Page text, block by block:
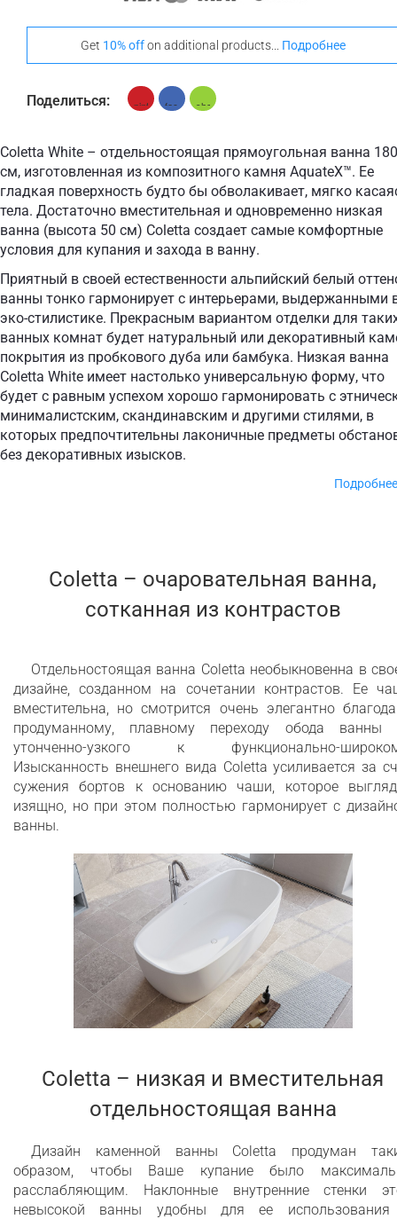
Тик
Выделитесь Своим Стилем С Этими
Напольными Ковриками
None Selected Ироко
+ €690
Американский
Орех
+ €700
Тик
+ €950
Get 10% offon additional products... Подробнее
Поделиться:
Coletta White – отдельностоящая прямоугольная ванна
см, изготовленная из композитного камня AquateX™. Ее
гладкая поверхность будто бы обволакивает, мягко
тела. Достаточно вместительная и одновременно низкая
ванна (высота 50 см) Coletta создает самые комфортные
условия для купания и захода в ванну.
Приятный в своей естественности альпийский белый
ванны тонко гармонирует с интерьерами, выдержанными
эко-стилистике. Прекрасным вариантом отделки для
ванных комнат будет натуральный или декоративный
покрытия из пробкового дуба или бамбука. Низкая ванна
Coletta White имеет настолько универсальную форму, что
будет с равным успехом хорошо гармонировать с
минималистским, скандинавским и другими стилями, в
которых предпочтительны лаконичные предметы
без декоративных изысков.
Подробнее
деталей
Литой камень Aquatex™ обеспечивает
Бархатистая текстура ванны теплая и
приятная на ощупь
Легкая очистка и дезинфекция благодаря
не пористой гипоаллергенной поверхности
Предназначено для купания одного или
двух человек
Coletta – очаровательная ванна,
сотканная из контрастов
Отдельностоящая ванна Coletta необыкновенна в
дизайне, созданном на сочетании контрастов. Ее
вместительна, но смотрится очень элегантно
продуманному, плавному переходу обода ванны
утонченно-узкого к функционально-
Изысканность внешнего вида Coletta усиливается за
сужения бортов к основанию чаши, которое
изящно, но при этом полностью гармонирует с
ванны.
Coletta – низкая и вместительная
отдельностоящая ванна
Дизайн каменной ванны Coletta продуман
образом, чтобы Ваше купание было
расслабляющим. Наклонные внутренние стенки
невысокой ванны удобны для ее